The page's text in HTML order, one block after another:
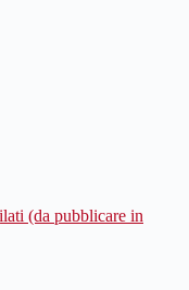
(da pubblicare in